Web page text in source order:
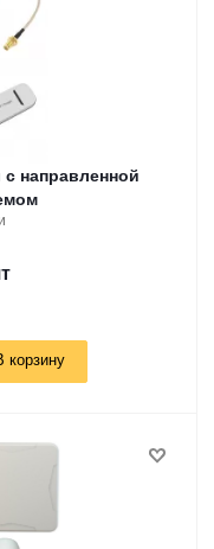
направленной
корзину